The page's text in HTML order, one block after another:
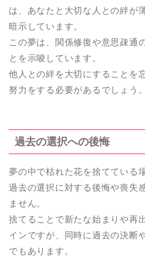
は、あなたと大切な人との絆が
暗示しています。
この夢は、関係修復や意思疎通
とを示唆しています。
他人との絆を大切にすることを
努力をする必要があるでしょう。
過去の選択への後悔
夢の中で枯れた花を捨てている
過去の選択に対する後悔や喪失
ません。
捨てることで新たな始まりや再
インですが、同時に過去の決断
でもあります。